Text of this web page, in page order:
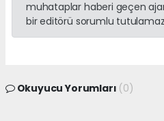
muhataplar haberi geçen
bir editörü sorumlu
Okuyucu Yorumları (0)